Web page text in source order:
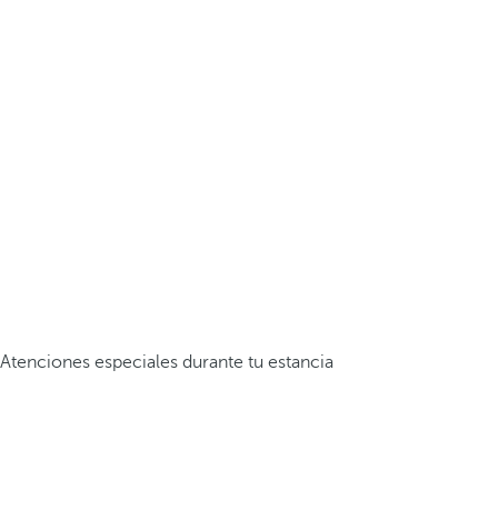
Atenciones especiales durante tu estancia